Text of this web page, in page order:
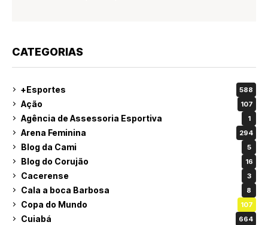
CATEGORIAS
+Esportes 588
Ação 107
Agência de Assessoria Esportiva 1
Arena Feminina 294
Blog da Cami 5
Blog do Corujão 16
Cacerense 3
Cala a boca Barbosa 8
Copa do Mundo 107
Cuiabá 664